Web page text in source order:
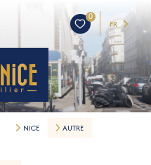
0
FR
NICE AUTRE